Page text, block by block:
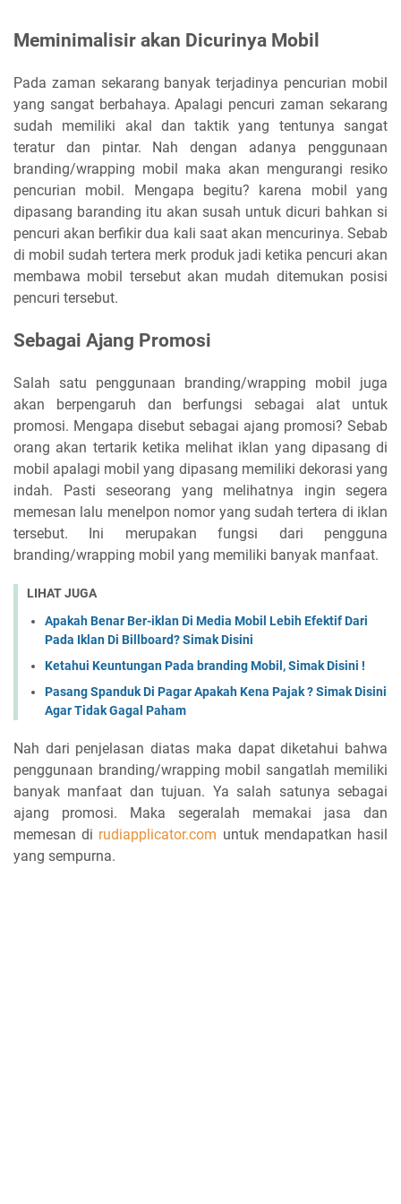
Meminimalisir akan Dicurinya Mobil
Pada zaman sekarang banyak terjadinya pencurian mobil
yang sangat berbahaya. Apalagi pencuri zaman sekarang
sudah memiliki akal dan taktik yang tentunya sangat
teratur dan pintar. Nah dengan adanya penggunaan
branding/wrapping mobil maka akan mengurangi resiko
pencurian mobil. Mengapa begitu? karena mobil yang
dipasang baranding itu akan susah untuk dicuri bahkan si
pencuri akan berfikir dua kali saat akan mencurinya. Sebab
di mobil sudah tertera merk produk jadi ketika pencuri akan
membawa mobil tersebut akan mudah ditemukan posisi
pencuri tersebut.
Sebagai Ajang Promosi
Salah satu penggunaan branding/wrapping mobil juga
akan berpengaruh dan berfungsi sebagai alat untuk
promosi. Mengapa disebut sebagai ajang promosi? Sebab
orang akan tertarik ketika melihat iklan yang dipasang di
mobil apalagi mobil yang dipasang memiliki dekorasi yang
indah. Pasti seseorang yang melihatnya ingin segera
memesan lalu menelpon nomor yang sudah tertera di iklan
tersebut. Ini merupakan fungsi dari pengguna
branding/wrapping mobil yang memiliki banyak manfaat.
LIHAT JUGA
Apakah Benar Ber-iklan Di Media Mobil Lebih Efektif Dari
Pada Iklan Di Billboard? Simak Disini
Ketahui Keuntungan Pada branding Mobil, Simak Disini !
Pasang Spanduk Di Pagar Apakah Kena Pajak ? Simak Disini
Agar Tidak Gagal Paham
Nah dari penjelasan diatas maka dapat diketahui bahwa
penggunaan branding/wrapping mobil sangatlah memiliki
banyak manfaat dan tujuan. Ya salah satunya sebagai
ajang promosi. Maka segeralah memakai jasa dan
memesan di rudiapplicator.com untuk mendapatkan hasil
yang sempurna.